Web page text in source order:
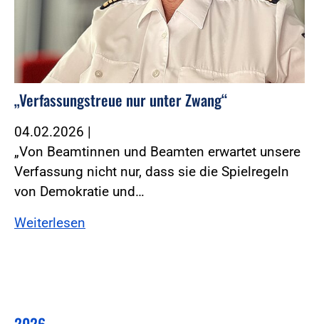
„Verfassungstreue nur unter Zwang“
04.02.2026 |
„Von Beamtinnen und Beamten erwartet unsere
Verfassung nicht nur, dass sie die Spielregeln
von Demokratie und…
Weiterlesen